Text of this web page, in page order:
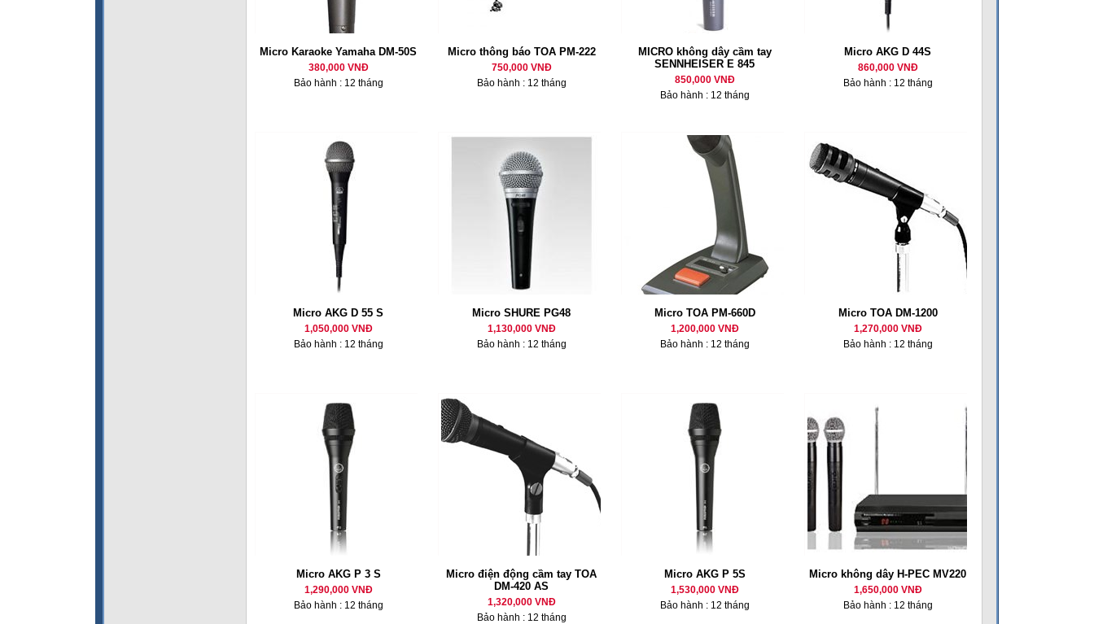
Micro Karaoke Yamaha DM-50S
380,000 VNĐ
Bảo hành : 12 tháng
Micro thông báo TOA PM-222
750,000 VNĐ
Bảo hành : 12 tháng
MICRO không dây cầm tay
SENNHEISER E 845
850,000 VNĐ
Bảo hành : 12 tháng
Micro AKG D 44S
860,000 VNĐ
Bảo hành : 12 tháng
Micro AKG D 55 S
1,050,000 VNĐ
Bảo hành : 12 tháng
Micro SHURE PG48
1,130,000 VNĐ
Bảo hành : 12 tháng
Micro TOA PM-660D
1,200,000 VNĐ
Bảo hành : 12 tháng
Micro TOA DM-1200
1,270,000 VNĐ
Bảo hành : 12 tháng
Micro AKG P 3 S
1,290,000 VNĐ
Bảo hành : 12 tháng
Micro điện động cầm tay TOA
DM-420 AS
1,320,000 VNĐ
Bảo hành : 12 tháng
Micro AKG P 5S
1,530,000 VNĐ
Bảo hành : 12 tháng
Micro không dây H-PEC MV220
1,650,000 VNĐ
Bảo hành : 12 tháng